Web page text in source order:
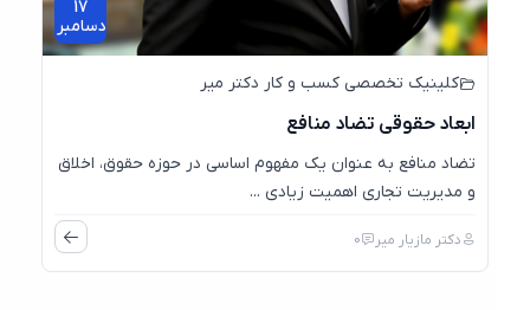
دسامبر
کلینیک تخصصی کسب و کار دکتر میر
ابعاد حقوقی تضاد منافع
تضاد منافع به عنوان یک مفهوم اساسی در حوزه حقوق، اخلاق
و مدیریت تجاری اهمیت زیادی ...
دکتر مازیار میر 0